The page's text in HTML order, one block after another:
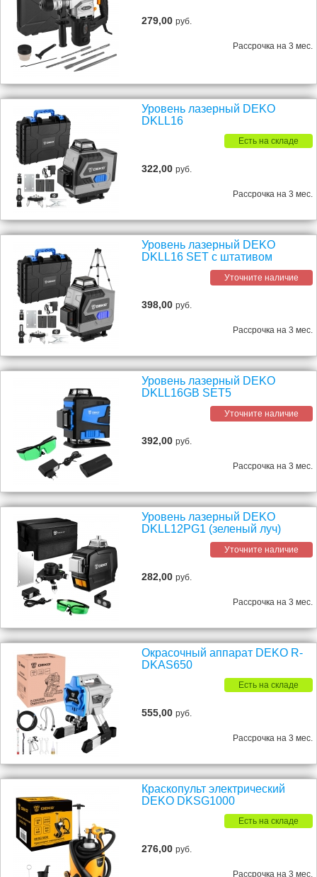
279,00руб.
Рассрочка на 3 мес.
Уровень лазерный DEKO
DKLL16
Есть на складе
322,00руб.
Рассрочка на 3 мес.
Уровень лазерный DEKO
DKLL16 SET с штативом
Уточните наличие
398,00руб.
Рассрочка на 3 мес.
Уровень лазерный DEKO
DKLL16GB SET5
Уточните наличие
392,00руб.
Рассрочка на 3 мес.
Уровень лазерный DEKO
DKLL12PG1 (зеленый луч)
Уточните наличие
282,00руб.
Рассрочка на 3 мес.
Окрасочный аппарат DEKO R-
DKAS650
Есть на складе
555,00руб.
Рассрочка на 3 мес.
Краскопульт электрический
DEKO DKSG1000
Есть на складе
276,00руб.
Рассрочка на 3 мес.